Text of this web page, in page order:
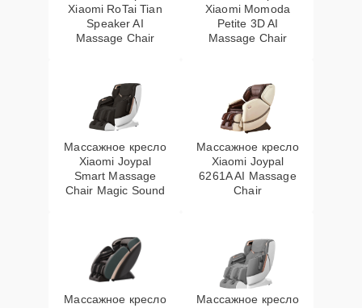
Xiaomi RoTai Tian
Speaker AI
Massage Chair
Xiaomi Momoda
Petite 3D AI
Massage Chair
Массажное кресло
Xiaomi Joypal
Smart Massage
Chair Magic Sound
Массажное кресло
Xiaomi Joypal
6261A AI Massage
Chair
Массажное кресло
Массажное кресло